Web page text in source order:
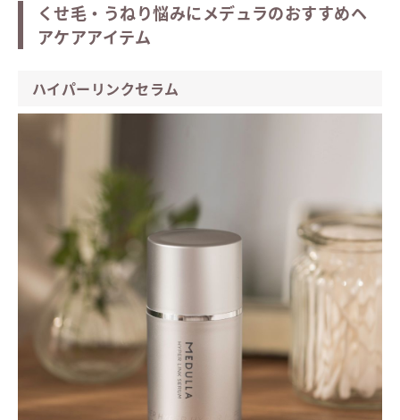
くせ毛・うねり悩みにメデュラのおすすめヘ
アケアアイテム
ハイパーリンクセラム